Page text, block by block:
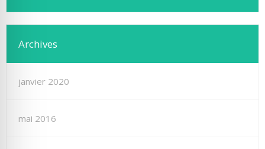
Archives
janvier 2020
mai 2016